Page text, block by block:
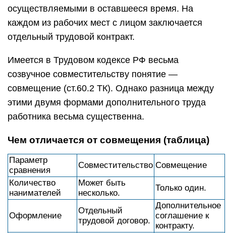
осуществляемыми в оставшееся время. На
каждом из рабочих мест с лицом заключается
отдельный трудовой контракт.
Имеется в Трудовом кодексе РФ весьма
созвучное совместительству понятие —
совмещение (ст.60.2 ТК). Однако разница между
этими двумя формами дополнительного труда
работника весьма существенна.
Чем отличается от совмещения (таблица)
Параметр
сравнения
Совместительство Совмещение
Количество
нанимателей
Может быть
несколько.
Только один.
Оформление
Отдельный
трудовой договор.
Дополнительное
соглашение к
контракту.